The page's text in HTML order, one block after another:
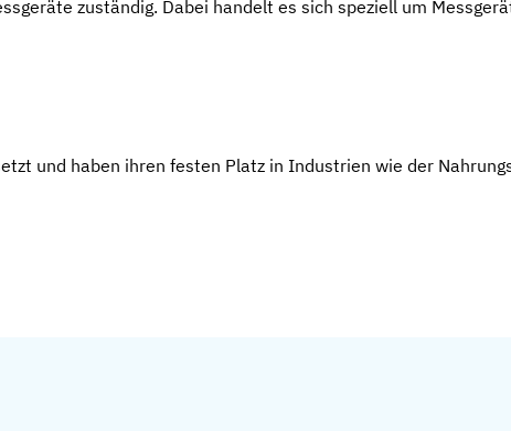
zuständig. Dabei handelt es sich speziell um
und haben ihren festen Platz in Industrien wie der